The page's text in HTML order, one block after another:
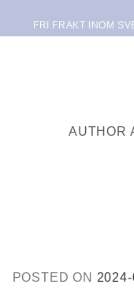
FRI FRAKT INOM
AUTHOR
POSTED ON